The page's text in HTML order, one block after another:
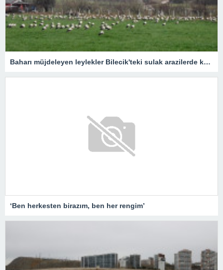
Baharı müjdeleyen leylekler Bilecik'teki sulak arazilerde konakladı
‘Ben herkesten birazım, ben her rengim’